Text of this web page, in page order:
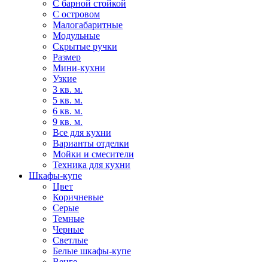
С барной стойкой
С островом
Малогабаритные
Модульные
Скрытые ручки
Размер
Мини-кухни
Узкие
3 кв. м.
5 кв. м.
6 кв. м.
9 кв. м.
Все для кухни
Варианты отделки
Мойки и смесители
Техника для кухни
Шкафы-купе
Цвет
Коричневые
Серые
Темные
Черные
Светлые
Белые шкафы-купе